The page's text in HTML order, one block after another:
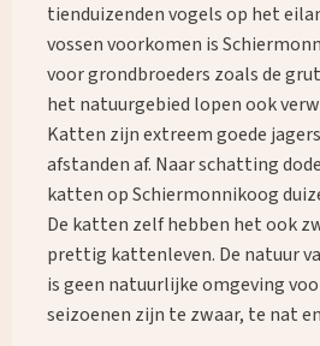
tienduizenden vogels op het
vossen voorkomen is
voor grondbroeders zoals de
het natuurgebied lopen ook
Katten zijn extreem goede
afstanden af. Naar schatting
katten op Schiermonnikoog
De katten zelf hebben het ook
prettig kattenleven. De natuur
is geen natuurlijke omgeving
seizoenen zijn te zwaar, te nat